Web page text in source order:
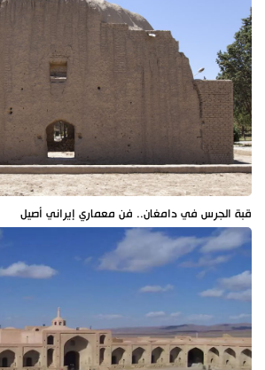
قبة الجرس في دامغان.. فن معماري إيراني أصيل